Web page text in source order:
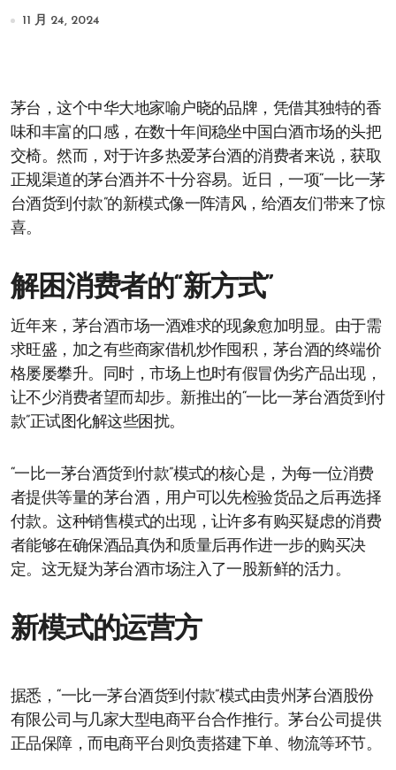
11 月 24, 2024
茅台，这个中华大地家喻户晓的品牌，凭借其独特的香
味和丰富的口感，在数十年间稳坐中国白酒市场的头把
交椅。然而，对于许多热爱茅台酒的消费者来说，获取
正规渠道的茅台酒并不十分容易。近日，一项“一比一茅
台酒货到付款”的新模式像一阵清风，给酒友们带来了惊
喜。
解困消费者的“新方式”
近年来，茅台酒市场一酒难求的现象愈加明显。由于需
求旺盛，加之有些商家借机炒作囤积，茅台酒的终端价
格屡屡攀升。同时，市场上也时有假冒伪劣产品出现，
让不少消费者望而却步。新推出的“一比一茅台酒货到付
款”正试图化解这些困扰。
“一比一茅台酒货到付款”模式的核心是，为每一位消费
者提供等量的茅台酒，用户可以先检验货品之后再选择
付款。这种销售模式的出现，让许多有购买疑虑的消费
者能够在确保酒品真伪和质量后再作进一步的购买决
定。这无疑为茅台酒市场注入了一股新鲜的活力。
新模式的运营方
据悉，“一比一茅台酒货到付款”模式由贵州茅台酒股份
有限公司与几家大型电商平台合作推行。茅台公司提供
正品保障，而电商平台则负责搭建下单、物流等环节。